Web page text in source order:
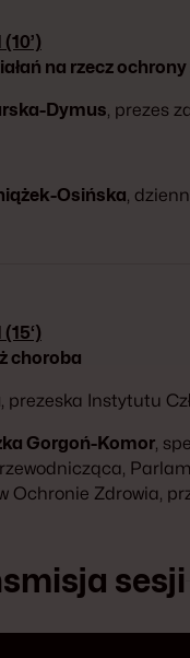
na rzecz
Dymus, prezes
Osińska,
choroba
, prezeska Instytutu
Gorgoń-Komor,
Ochronie Zdrowia,
sesji